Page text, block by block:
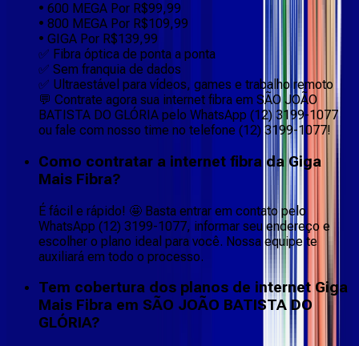
• 600 MEGA Por R$99,99
• 800 MEGA Por R$109,99
• GIGA Por R$139,99
✅ Fibra óptica de ponta a ponta
✅ Sem franquia de dados
✅ Ultraestável para vídeos, games e trabalho remoto
💬 Contrate agora sua internet fibra em SÃO JOÃO
BATISTA DO GLÓRIA pelo WhatsApp (12) 3199-1077
ou fale com nosso time no telefone (12) 3199-1077!
Como contratar a internet fibra da Giga
Mais Fibra?
É fácil e rápido! 🤩 Basta entrar em contato pelo
WhatsApp (12) 3199-1077, informar seu endereço e
escolher o plano ideal para você. Nossa equipe te
auxiliará em todo o processo.
Tem cobertura dos planos de internet Giga
Mais Fibra em SÃO JOÃO BATISTA DO
GLÓRIA?